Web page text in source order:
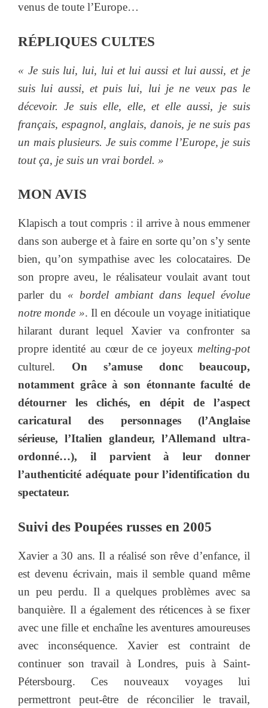
venus de toute l’Europe…
RÉPLIQUES CULTES
« Je suis lui, lui, lui et lui aussi et lui aussi, et je
suis lui aussi, et puis lui, lui je ne veux pas le
décevoir. Je suis elle, elle, et elle aussi, je suis
français, espagnol, anglais, danois, je ne suis pas
un mais plusieurs. Je suis comme l’Europe, je suis
tout ça, je suis un vrai bordel. »
MON AVIS
Klapisch a tout compris : il arrive à nous emmener
dans son auberge et à faire en sorte qu’on s’y sente
bien, qu’on sympathise avec les colocataires. De
son propre aveu, le réalisateur voulait avant tout
parler du « bordel ambiant dans lequel évolue
notre monde ». Il en découle un voyage initiatique
hilarant durant lequel Xavier va confronter sa
propre identité au cœur de ce joyeux melting-pot
culturel. On s’amuse donc beaucoup,
notamment grâce à son étonnante faculté de
détourner les clichés, en dépit de l’aspect
caricatural des personnages (l’Anglaise
sérieuse, l’Italien glandeur, l’Allemand ultra-
ordonné…), il parvient à leur donner
l’authenticité adéquate pour l’identification du
spectateur.
Suivi des Poupées russes en 2005
Xavier a 30 ans. Il a réalisé son rêve d’enfance, il
est devenu écrivain, mais il semble quand même
un peu perdu. Il a quelques problèmes avec sa
banquière. Il a également des réticences à se fixer
avec une fille et enchaîne les aventures amoureuses
avec inconséquence. Xavier est contraint de
continuer son travail à Londres, puis à Saint-
Pétersbourg. Ces nouveaux voyages lui
permettront peut-être de réconcilier le travail,